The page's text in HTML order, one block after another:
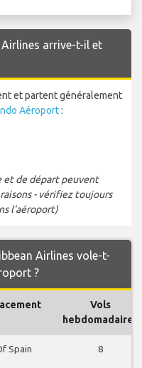
arrive-t-il et
et partent généralement
Aéroport:
et de départ peuvent
- vérifiez toujours
l'aéroport)
Airlines vole-t-
?
Vols
hebdomadaires
Spain 8